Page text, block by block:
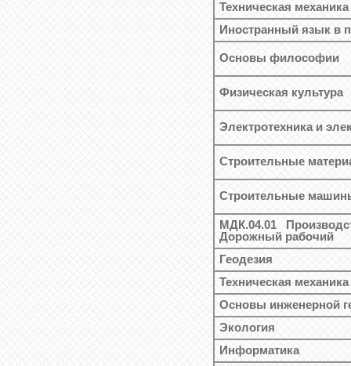
Техническая механика
Иностранный язык в
Основы философии
Физическая культура
Электротехника и
Строительные
Строительные
МДК.04.01
Дорожный рабочий
Геодезия
Техническая механика
Основы инженерной
Экология
Информатика